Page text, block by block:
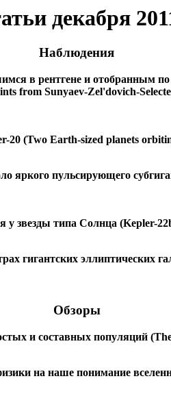
декабря
Наблюдения
в рентгене и отобранным
from Sunyaev-Zel'dovich-
20 (Two Earth-sized planets
яркого пульсирующего
у звезды типа Солнца (Kepler-
гигантских эллиптических
Обзоры
и составных популяций
на наше понимание